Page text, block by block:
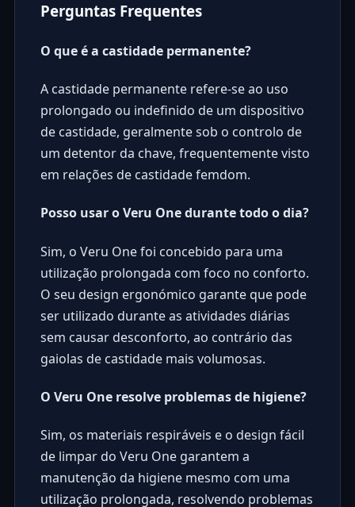
Perguntas Frequentes
O que é a castidade permanente?
A castidade permanente refere-se ao uso
prolongado ou indefinido de um dispositivo
de castidade, geralmente sob o controlo de
um detentor da chave, frequentemente visto
em relações de castidade femdom.
Posso usar o Veru One durante todo o dia?
Sim, o Veru One foi concebido para uma
utilização prolongada com foco no conforto.
O seu design ergonómico garante que pode
ser utilizado durante as atividades diárias
sem causar desconforto, ao contrário das
gaiolas de castidade mais volumosas.
O Veru One resolve problemas de higiene?
Sim, os materiais respiráveis e o design fácil
de limpar do Veru One garantem a
manutenção da higiene mesmo com uma
utilização prolongada, resolvendo problemas